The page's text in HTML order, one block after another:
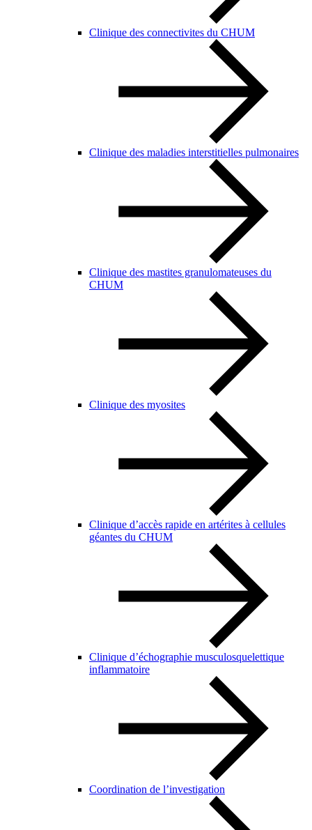
Clinique des connectivites du CHUM
Clinique des maladies interstitielles pulmonaires
Clinique des mastites granulomateuses du
CHUM
Clinique des myosites
Clinique d’accès rapide en artérites à cellules
géantes du CHUM
Clinique d’échographie musculosquelettique
inflammatoire
Coordination de l’investigation